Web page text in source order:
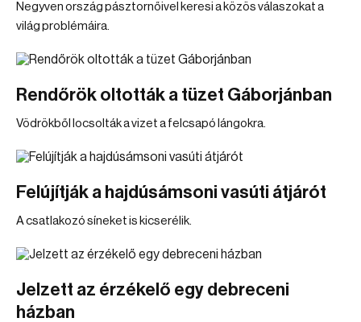
Negyven ország pásztornőivel keresi a közös válaszokat a
világ problémáira.
Rendőrök oltották a tüzet Gáborjánban
Vödrökből locsolták a vizet a felcsapó lángokra.
Felújítják a hajdúsámsoni vasúti átjárót
A csatlakozó síneket is kicserélik.
Jelzett az érzékelő egy debreceni
házban